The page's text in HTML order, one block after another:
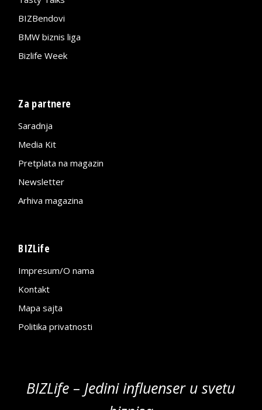
BIZBendovi
BMW biznis liga
Bizlife Week
Za partnere
Saradnja
Media Kit
Pretplata na magazin
Newsletter
Arhiva magazina
BIZLife
Impresum/O nama
Kontakt
Mapa sajta
Politika privatnosti
BIZLife – Jedini influenser u svetu